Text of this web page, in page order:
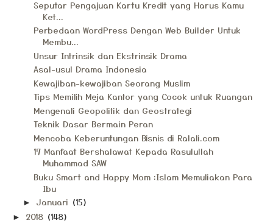
Seputar Pengajuan Kartu Kredit yang Harus Kamu
Ket...
Perbedaan WordPress Dengan Web Builder Untuk
Membu...
Unsur Intrinsik dan Ekstrinsik Drama
Asal-usul Drama Indonesia
Kewajiban-kewajiban Seorang Muslim
Tips Memilih Meja Kantor yang Cocok untuk Ruangan
Mengenali Geopolitik dan Geostrategi
Teknik Dasar Bermain Peran
Mencoba Keberuntungan Bisnis di Ralali.com
17 Manfaat Bershalawat Kepada Rasulullah
Muhammad SAW
Buku Smart and Happy Mom :Islam Memuliakan Para
Ibu
► Januari (15)
► 2018 (148)